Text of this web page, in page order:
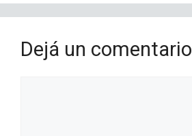
Dejá un comentario